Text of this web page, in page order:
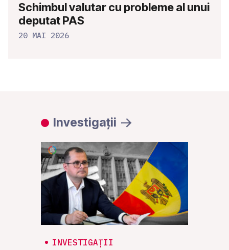
Schimbul valutar cu probleme al unui
deputat PAS
20 MAI 2026
Investigații
INVESTIGAȚII